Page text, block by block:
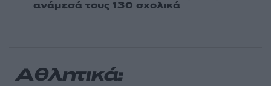
ανάμεσά τους 130 σχολικά
Αθλητικά: